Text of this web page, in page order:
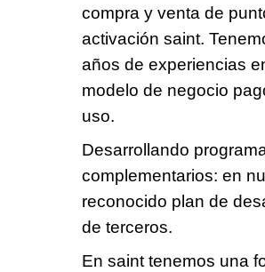
compra y venta de
activación saint.
años de experiencias
modelo de negocio
uso.
Desarrollando
complementarios: en
reconocido plan de
de terceros.
En saint tenemos una